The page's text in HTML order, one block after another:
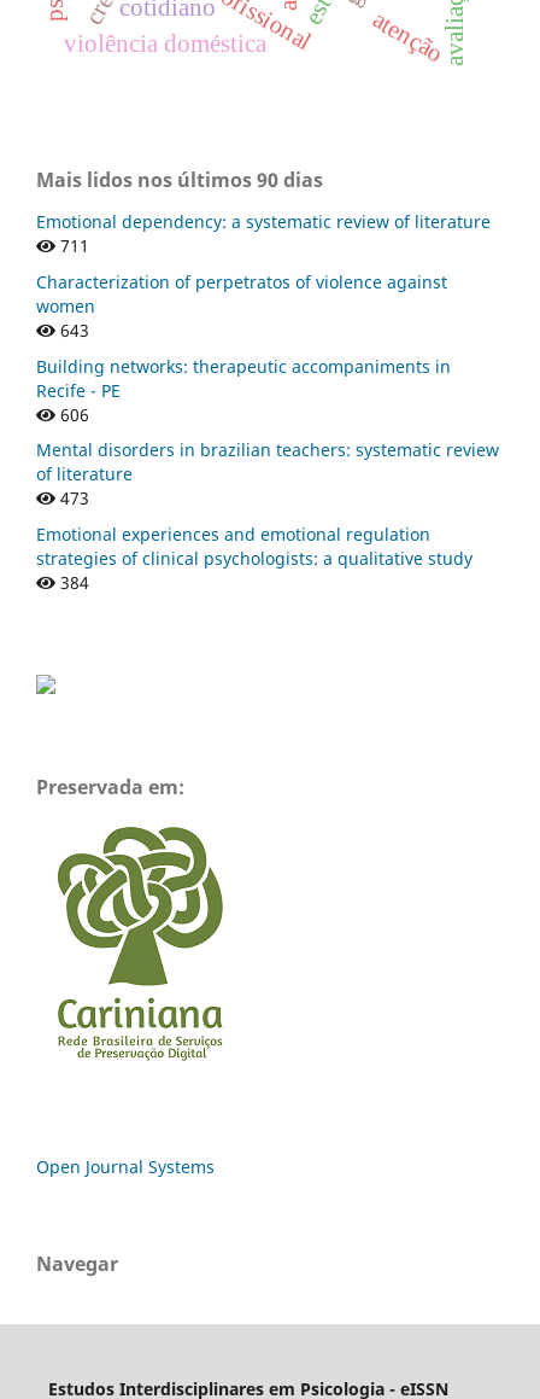
violência doméstica atenção
cotidiano
Mais lidos nos últimos 90 dias
Emotional dependency: a systematic review of literature
711
Characterization of perpetratos of violence against
women
643
Building networks: therapeutic accompaniments in
Recife - PE
606
Mental disorders in brazilian teachers: systematic review
of literature
473
Emotional experiences and emotional regulation
strategies of clinical psychologists: a qualitative study
384
Preservada em:
Open Journal Systems
Navegar
Estudos Interdisciplinares em Psicologia - eISSN